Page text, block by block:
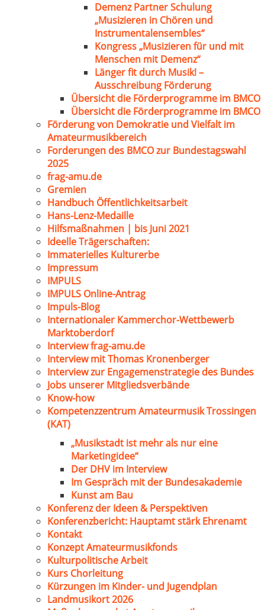
Demenz Partner Schulung
„Musizieren in Chören und
Instrumentalensembles“
Kongress „Musizieren für und mit
Menschen mit Demenz“
Länger fit durch Musik! –
Ausschreibung Förderung
Übersicht die Förderprogramme im BMCO
Übersicht die Förderprogramme im BMCO
Förderung von Demokratie und Vielfalt im
Amateurmusikbereich
Forderungen des BMCO zur Bundestagswahl
2025
frag-amu.de
Gremien
Handbuch Öffentlichkeitsarbeit
Hans-Lenz-Medaille
Hilfsmaßnahmen | bis Juni 2021
Ideelle Trägerschaften:
Immaterielles Kulturerbe
Impressum
IMPULS
IMPULS Online-Antrag
Impuls-Blog
Internationaler Kammerchor-Wettbewerb
Marktoberdorf
Interview frag-amu.de
Interview mit Thomas Kronenberger
Interview zur Engagemenstrategie des Bundes
Jobs unserer Mitgliedsverbände
Know-how
Kompetenzzentrum Amateurmusik Trossingen
(KAT)
„Musikstadt ist mehr als nur eine
Marketingidee“
Der DHV im Interview
Im Gespräch mit der Bundesakademie
Kunst am Bau
Konferenz der Ideen & Perspektiven
Konferenzbericht: Hauptamt stärk Ehrenamt
Kontakt
Konzept Amateurmusikfonds
Kulturpolitische Arbeit
Kurs Chorleitung
Kürzungen im Kinder- und Jugendplan
Landmusikort 2026